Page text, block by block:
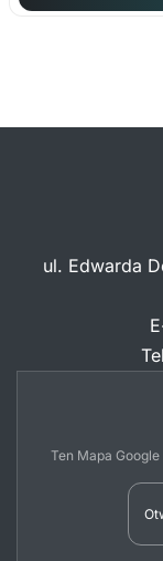
ul. Edwarda
Ten Mapa